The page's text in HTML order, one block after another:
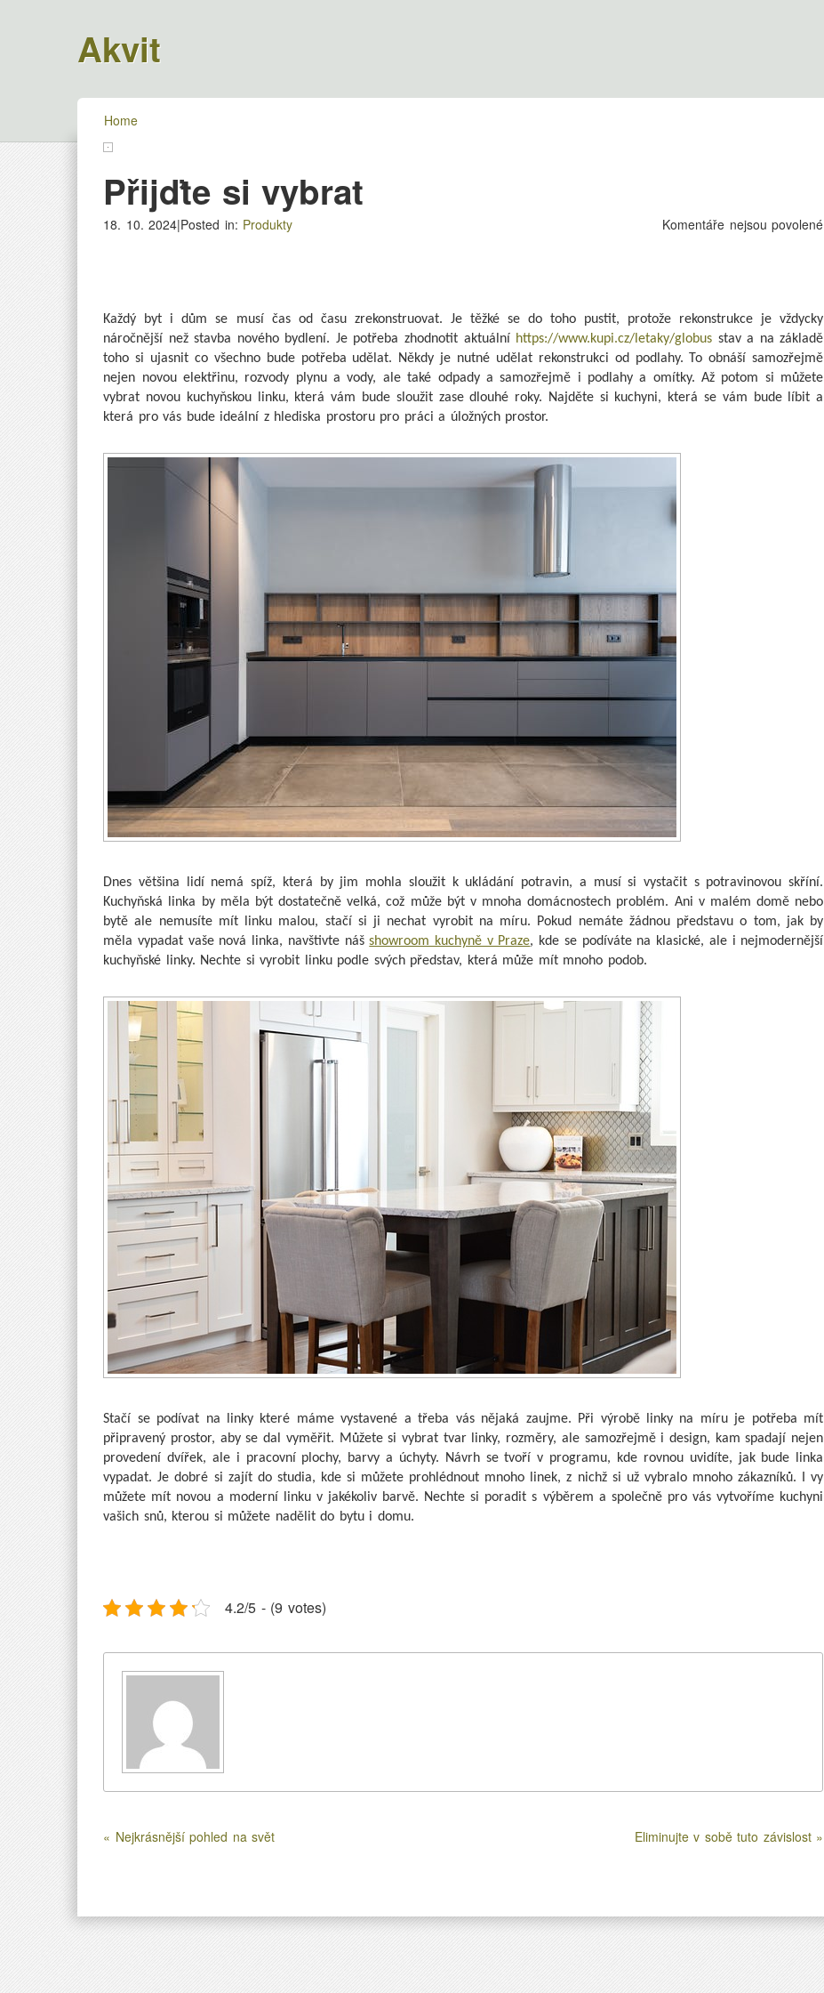
Akvit
Home
Přijďte si vybrat
18. 10. 2024|Posted in: Produkty Komentáře nejsou povolenéu
si
Každý byt i dům se musí čas od času zrekonstruovat. Je těžké se do toho pustit, protože rekonstrukce je vždycky
náročnější než stavba nového bydlení. Je potřeba zhodnotit aktuální https://www.kupi.cz/letaky/globus stav a na základě
toho si ujasnit co všechno bude potřeba udělat. Někdy je nutné udělat rekonstrukci od podlahy. To obnáší samozřejmě
nejen novou elektřinu, rozvody plynu a vody, ale také odpady a samozřejmě i podlahy a omítky. Až potom si můžete
vybrat novou kuchyňskou linku, která vám bude sloužit zase dlouhé roky. Najděte si kuchyni, která se vám bude líbit a
která pro vás bude ideální z hlediska prostoru pro práci a úložných prostor.
Dnes většina lidí nemá spíž, která by jim mohla sloužit k ukládání potravin, a musí si vystačit s potravinovou skříní.
Kuchyňská linka by měla být dostatečně velká, což může být v mnoha domácnostech problém. Ani v malém domě nebo
bytě ale nemusíte mít linku malou, stačí si ji nechat vyrobit na míru. Pokud nemáte žádnou představu o tom, jak by
měla vypadat vaše nová linka, navštivte nášshowroom kuchyně v Praze, kde se podíváte na klasické, ale i nejmodernější
kuchyňské linky. Nechte si vyrobit linku podle svých představ, která může mít mnoho podob.
Stačí se podívat na linky které máme vystavené a třeba vás nějaká zaujme. Při výrobě linky na míru je potřeba mít
připravený prostor, aby se dal vyměřit. Můžete si vybrat tvar linky, rozměry, ale samozřejmě i design, kam spadají nejen
provedení dvířek, ale i pracovní plochy, barvy a úchyty. Návrh se tvoří v programu, kde rovnou uvidíte, jak bude linka
vypadat. Je dobré si zajít do studia, kde si můžete prohlédnout mnoho linek, z nichž si už vybralo mnoho zákazníků. I vy
můžete mít novou a moderní linku v jakékoliv barvě. Nechte si poradit s výběrem a společně pro vás vytvoříme kuchyni
vašich snů, kterou si můžete nadělit do bytu i domu.
4.2/5 - (9 votes)
« Nejkrásnější pohled na svět Eliminujte v sobě tuto závislost »